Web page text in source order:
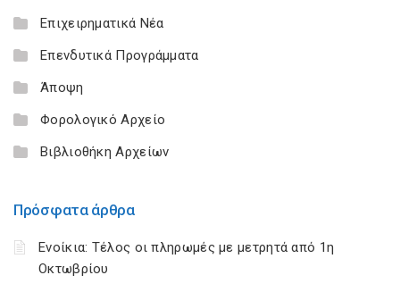
Επιχειρηματικά Νέα
Επενδυτικά Προγράμματα
Άποψη
Φορολογικό Αρχείο
Βιβλιοθήκη Αρχείων
Πρόσφατα άρθρα
Ενοίκια: Τέλος οι πληρωμές με μετρητά από 1η
Οκτωβρίου